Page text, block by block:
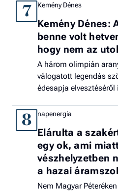
7 Kemény Dénes
Kemény Dénes:
benne volt
hogy nem az
A három olimpián
válogatott legendás
édesapja
8 napenergia
Elárulta a
egy ok, ami
vészhelyzetben
a hazai
Nem Magyar